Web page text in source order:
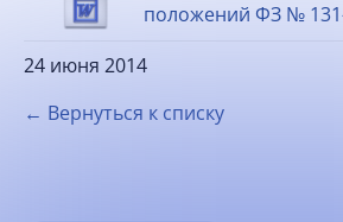
положений ФЗ №
24 июня 2014
← Вернуться к списку